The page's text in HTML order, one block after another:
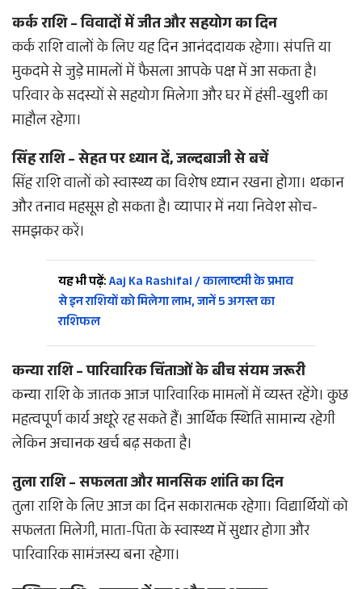
कर्क राशि – विवादों में जीत और सहयोग का दिन
कर्क राशि वालों के लिए यह दिन आनंददायक रहेगा। संपत्ति या
मुकदमे से जुड़े मामलों में फैसला आपके पक्ष में आ सकता है।
परिवार के सदस्यों से सहयोग मिलेगा और घर में हंसी-खुशी का
माहौल रहेगा।
सिंह राशि – सेहत पर ध्यान दें, जल्दबाजी से बचें
सिंह राशि वालों को स्वास्थ्य का विशेष ध्यान रखना होगा। थकान
और तनाव महसूस हो सकता है। व्यापार में नया निवेश सोच-
समझकर करें।
यह भी पढ़ें:Aaj Ka Rashifal / कालाष्टमी के प्रभाव
से इन राशियों को मिलेगा लाभ, जानें 5 अगस्त का
राशिफल
कन्या राशि – पारिवारिक चिंताओं के बीच संयम जरूरी
कन्या राशि के जातक आज पारिवारिक मामलों में व्यस्त रहेंगे। कुछ
महत्वपूर्ण कार्य अधूरे रह सकते हैं। आर्थिक स्थिति सामान्य रहेगी
लेकिन अचानक खर्च बढ़ सकता है।
तुला राशि – सफलता और मानसिक शांति का दिन
तुला राशि के लिए आज का दिन सकारात्मक रहेगा। विद्यार्थियों को
सफलता मिलेगी, माता-पिता के स्वास्थ्य में सुधार होगा और
पारिवारिक सामंजस्य बना रहेगा।